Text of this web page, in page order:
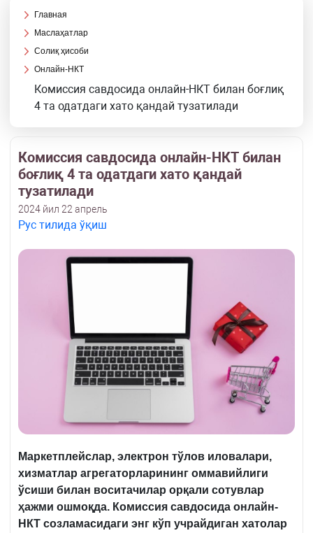
Главная
Маслаҳатлар
Солиқ ҳисоби
Онлайн-НКТ
Комиссия савдосида онлайн-НКТ билан боғлиқ
4 та одатдаги хато қандай тузатилади
Комиссия савдосида онлайн-НКТ билан
боғлиқ 4 та одатдаги хато қандай
тузатилади
2024 йил 22 апрель
Рус тилида ўқиш
Маркетплейслар, электрон тўлов иловалари,
хизматлар агрегаторларининг оммавийлиги
ўсиши билан воситачилар орқали сотувлар
ҳажми ошмоқда. Комиссия савдосида онлайн-
НКТ созламасидаги энг кўп учрайдиган хатолар